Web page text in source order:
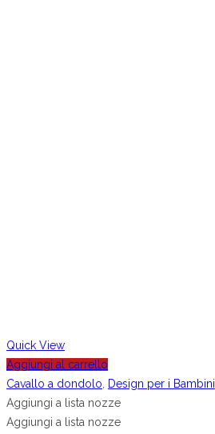
Quick View
Aggiungi al carrello
Cavallo a dondolo
Design per i Bambini
Aggiungi a lista nozze
Aggiungi a lista nozze